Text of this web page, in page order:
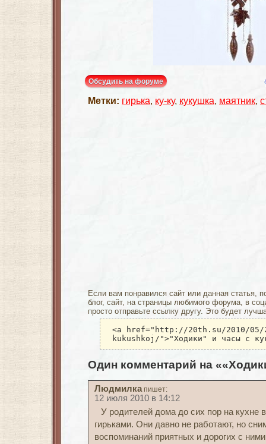
Обсудить на форуме
Метки: гирька, ку-ку, кукушка, маятник,
Если вам понравился сайт или данная статья,
блог, сайт, на страницы любимого форума, в
просто отправьте ссылку другу. Это будет
<a href="http://20th.su/2010/
kukushkoj/">"Ходики" и часы с
Один комментарий на
Людмилка пишет:
12 июля 2010 в 14:12
У родителей дома до сих пор на кухне
гирьками. Они давно не работают, но
воспоминаний приятных и дорогих с